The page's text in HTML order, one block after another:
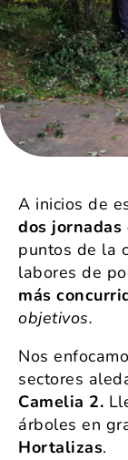
A inicios de
dos
puntos de la
labores de
más
objetivos.
Nos
sectores
Camelia 2.
árboles en
Hortalizas.